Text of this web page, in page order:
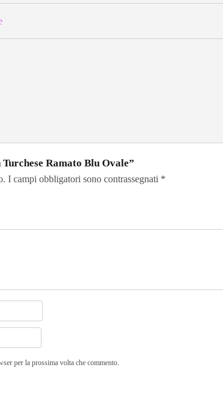
Ramato Blu Ovale”
I campi obbligatori sono contrassegnati *
per la prossima volta che commento.